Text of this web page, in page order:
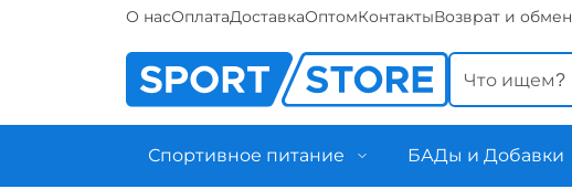
О насОплатаДоставкаОптомКонтактыВозврат и обмен
Спортивное питание БАДы и Добавки